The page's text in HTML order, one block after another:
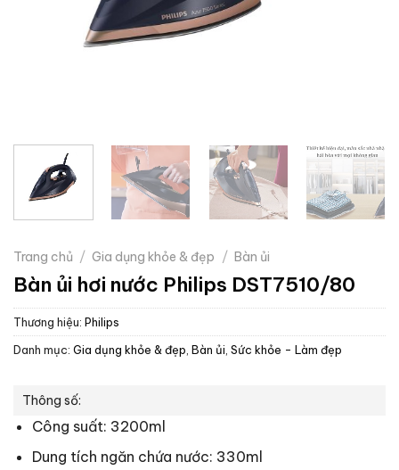
Trang chủ / Gia dụng khỏe & đẹp / Bàn ủi
Bàn ủi hơi nước Philips DST7510/80
Thương hiệu: Philips
Danh mục: Gia dụng khỏe & đẹp Bàn ủi Sức khỏe - Làm đẹp
Thông số:
Công suất: 3200ml
Dung tích ngăn chứa nước: 330ml